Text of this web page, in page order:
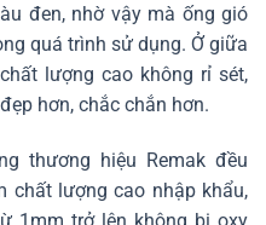
đen, nhờ vậy mà ống gió
quá trình sử dụng. Ở giữa
lượng cao không rỉ sét,
hơn, chắc chắn hơn.
thương hiệu Remak đều
chất lượng cao nhập khẩu,
1mm trở lên không bị oxy